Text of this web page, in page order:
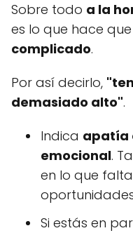
Sobre todo a la
es lo que hace
complicado.
Por así decirlo,
demasiado alto".
Indica apatía
emocional.
en lo que
Si estás en